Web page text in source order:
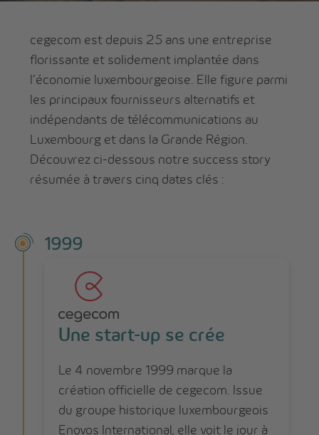
cegecom est depuis 25 ans une entreprise
florissante et solidement implantée dans
l’économie luxembourgeoise. Elle figure parmi
les principaux fournisseurs alternatifs et
indépendants de télécommunications au
Luxembourg et dans la Grande Région.
Découvrez ci-dessous notre success story
résumée à travers cinq dates clés :
1999
Une start-up se crée
Le 4 novembre 1999 marque la
création officielle de cegecom. Issue
du groupe historique luxembourgeois
Enovos International, elle voit le jour à